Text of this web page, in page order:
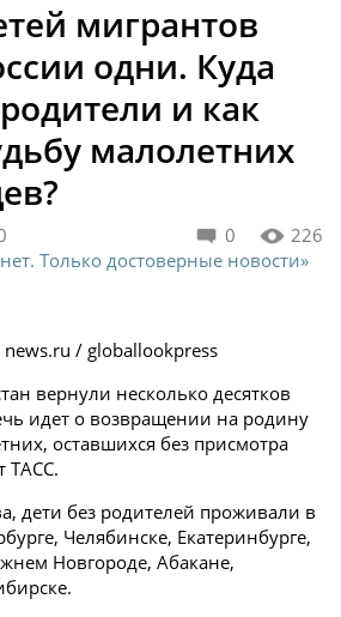
мигрантов
одни. Куда
и как
малолетних
0 226
Только достоверные новости»
/ globallookpress
вернули несколько десятков
идет о возвращении на родину
оставшихся без присмотра
ТАСС.
дети без родителей проживали в
Челябинске, Екатеринбурге,
Новгороде, Абакане,